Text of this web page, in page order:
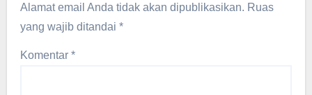
Alamat email Anda tidak akan dipublikasikan. Ruas
yang wajib ditandai*
Komentar*